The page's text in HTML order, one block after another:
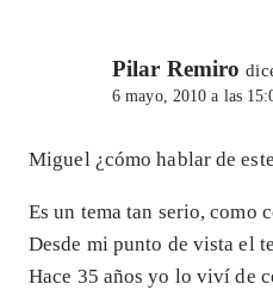
Pilar Remiro
6 mayo, 2010 a las
Miguel ¿cómo hablar de
Es un tema tan serio, como
Desde mi punto de vista el
Hace 35 años yo lo viví de